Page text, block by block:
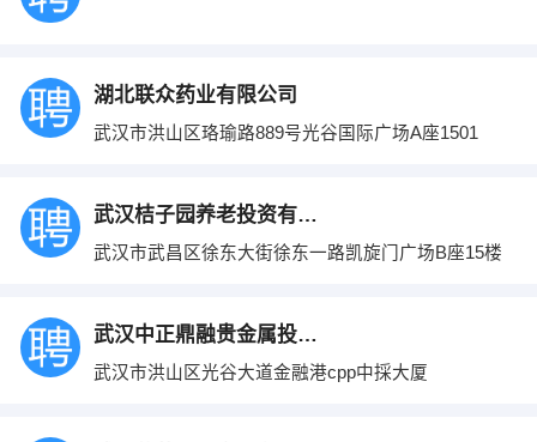
湖北联众药业有限公司
武汉市洪山区珞瑜路889号光谷国际广场A座1501
武汉桔子园养老投资有限公司
武汉市武昌区徐东大街徐东一路凯旋门广场B座15楼
武汉中正鼎融贵金属投资有限公司
武汉市洪山区光谷大道金融港cpp中採大厦